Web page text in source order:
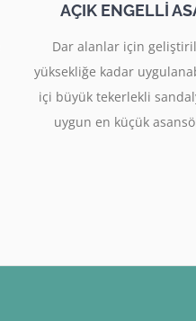
AÇIK ENGELLİ
Dar alanlar için
yüksekliğe kadar
içi büyük tekerlekli
uygun en küçük